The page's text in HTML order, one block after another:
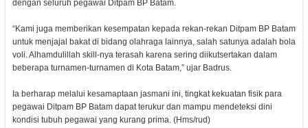
dengan seluruh pegawai Ditpam BP Batam.
“Kami juga memberikan kesempatan kepada rekan-rekan Ditpam BP Batam
untuk menjajal bakat di bidang olahraga lainnya, salah satunya adalah bola
voli. Alhamdulillah skill-nya terasah karena sering diikutsertakan dalam
beberapa turnamen-turnamen di Kota Batam,” ujar Badrus.
Ia berharap melalui kesamaptaan jasmani ini, tingkat kekuatan fisik para
pegawai Ditpam BP Batam dapat terukur dan mampu mendeteksi dini
kondisi tubuh pegawai yang kurang prima. (Hms/rud)